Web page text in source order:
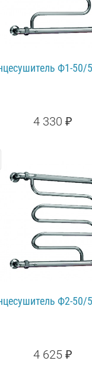
Ф1-50/
4 330 ₽
Ф2-50/
4 625 ₽